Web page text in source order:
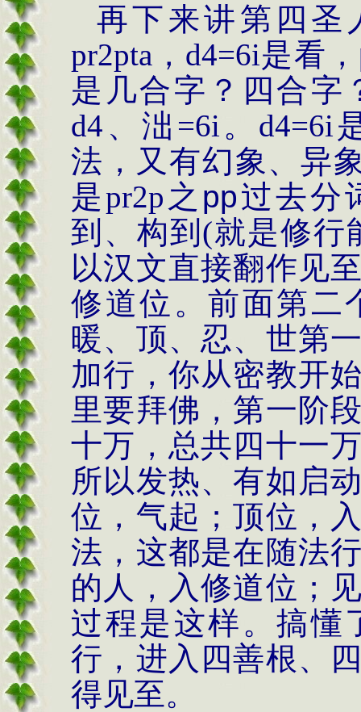
再下来讲第四圣
pr2pta ， d4=6i是看，
是几合字？四合字
d4 、 泏 =6i 。 d4=6i
法，又有幻象、异
是pr2p 之 pp过去分
到、构到(就是修行
以汉文直接翻作见
修道位 。前面第二
暖、顶、忍、世第
加行，你从密教开
里要拜佛，第一阶
十万，总共四十一
所以发热、有如启
位，气起；顶位，
法，这都是在随法
的人，入修道位；
过程是这样。搞懂
行，进入四善根、
得见至。